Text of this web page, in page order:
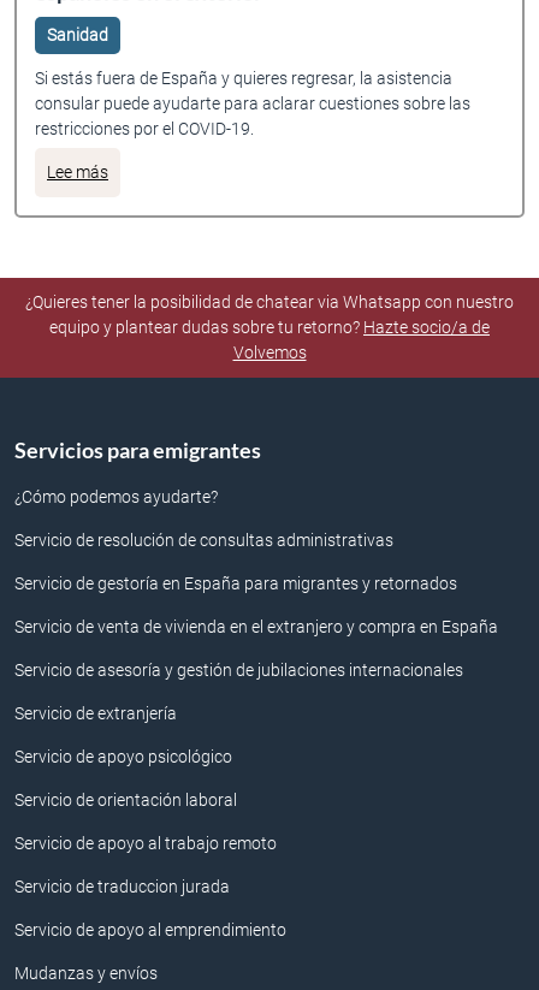
Sanidad
Si estás fuera de España y quieres regresar, la asistencia
consular puede ayudarte para aclarar cuestiones sobre las
restricciones por el COVID-19.
Lee mássobre Asistencia consular por el coronavirus para
¿Quieres tener la posibilidad de chatear via Whatsapp con nuestro
equipo y plantear dudas sobre tu retorno? Hazte socio/a de
Volvemos
Servicios para emigrantes
¿Cómo podemos ayudarte?
Servicio de resolución de consultas administrativas
Servicio de gestoría en España para migrantes y retornados
Servicio de venta de vivienda en el extranjero y compra en España
Servicio de asesoría y gestión de jubilaciones internacionales
Servicio de extranjería
Servicio de apoyo psicológico
Servicio de orientación laboral
Servicio de apoyo al trabajo remoto
Servicio de traduccion jurada
Servicio de apoyo al emprendimiento
Mudanzas y envíos